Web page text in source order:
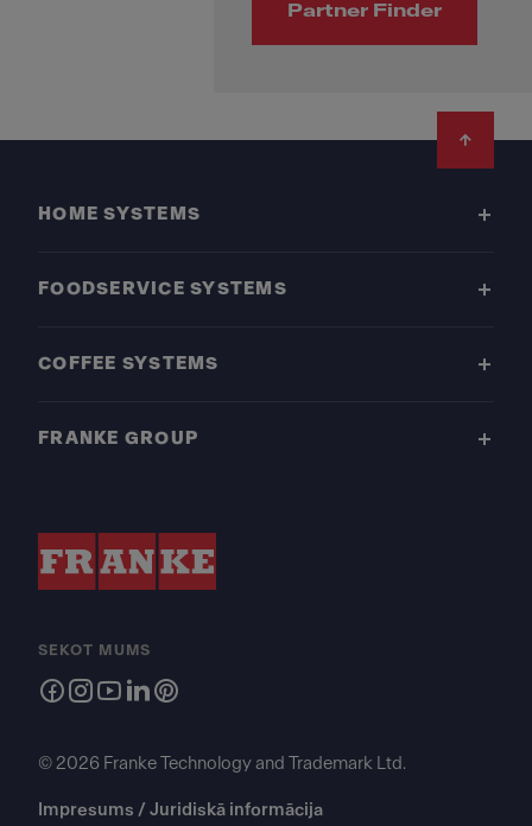
Partner Finder
HOME SYSTEMS
FOODSERVICE SYSTEMS
COFFEE SYSTEMS
FRANKE GROUP
SEKOT MUMS
© 2026 Franke Technology and Trademark Ltd.
Impresums / Juridiskā informācija